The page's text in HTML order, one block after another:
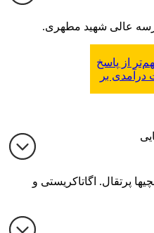
عالی شهید مطهری.
از پاسخ
درآمدی بر
پرتقال. اگاتاکریستی و